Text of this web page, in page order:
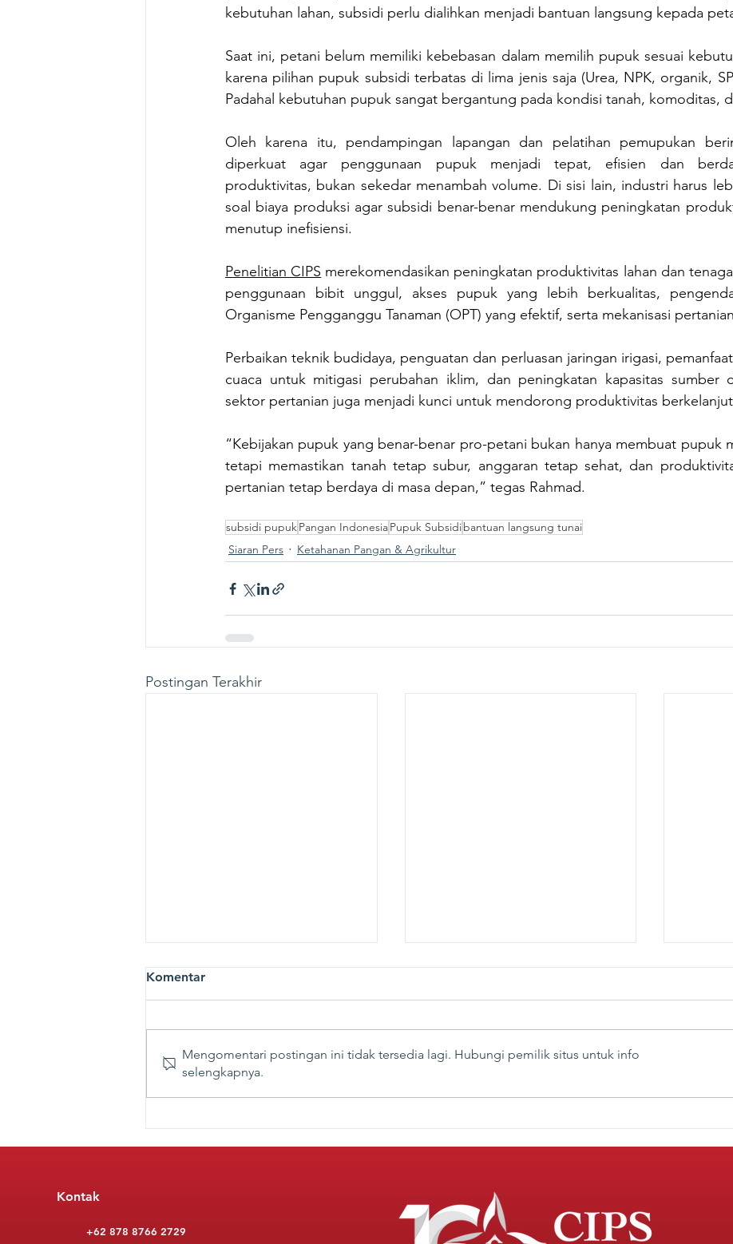
kebutuhan lahan, subsidi perlu dialihkan menjadi bantuan langsung kepada
Saat ini, petani belum memiliki kebebasan dalam memilih pupuk sesuai
karena pilihan pupuk subsidi terbatas di lima jenis saja (Urea, NPK, organik,
Padahal kebutuhan pupuk sangat bergantung pada kondisi tanah, komoditas,
Oleh karena itu, pendampingan lapangan dan pelatihan pemupukan
diperkuat agar penggunaan pupuk menjadi tepat, efisien dan
produktivitas, bukan sekedar menambah volume. Di sisi lain, industri harus
soal biaya produksi agar subsidi benar-benar mendukung peningkatan
menutup inefisiensi.
Penelitian CIPS merekomendasikan peningkatan produktivitas lahan dan
penggunaan bibit unggul, akses pupuk yang lebih berkualitas,
Organisme Pengganggu Tanaman (OPT) yang efektif, serta mekanisasi
Perbaikan teknik budidaya, penguatan dan perluasan jaringan irigasi,
cuaca untuk mitigasi perubahan iklim, dan peningkatan kapasitas sumber
sektor pertanian juga menjadi kunci untuk mendorong produktivitas
“Kebijakan pupuk yang benar-benar pro-petani bukan hanya membuat pupuk
tetapi memastikan tanah tetap subur, anggaran tetap sehat, dan
pertanian tetap berdaya di masa depan,” tegas Rahmad.
subsidi pupukPangan IndonesiaPupuk Subsidibantuan langsung tunai
Siaran Pers
Ketahanan Pangan & Agrikultur
Postingan Terakhir
Tingkatkan Produktivitas,
Kelemahan Tata Kelola,
Komentar
Mengomentari postingan ini tidak tersedia lagi. Hubungi pemilik situs untuk info
selengkapnya.
Kontak
+62 878 8766 2729